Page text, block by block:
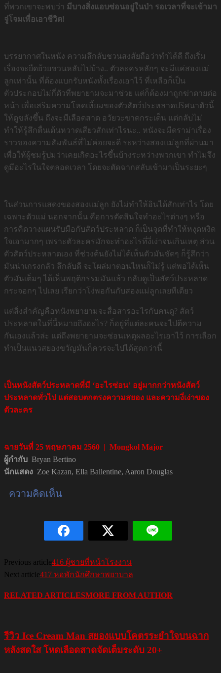
ที่พวกเขาจะพบว่า มีบางสิ่งแอบซ่อนอยู่ในป่า รอเวลาที่จะเข้ามา
จู่โจมเพื่อเอาชีวิต!
บรรยากาศในหนัง ความลึกลับชวนสงสัยถือว่าทำได้ดี ถึงเริ่ม
เรื่องจะยืดย้วยชวนหลับไปบ้าง.. ตัวละครหลักๆ จะมีแค่สองแม่
ลูกเท่านั้น ที่ต้องแบกรับหนังทั้งเรื่องเอาไว้ ที่เหลือก็เป็น
ตัวประกอบไม่กี่ตัวที่พยายามจะมาช่วย แต่ก็ต้องมาถูกฆ่าตายต่อ
หน้า เพื่อเสริมความโหดเหี้ยมของตัวสัตว์ประหลาดปริศนาตัวนี้
ให้ดูขลังขึ้น ถึงจะมีเลือดสาด อวัยวะขาดกระเด็น แต่กลับไม่
ทำให้รู้สึกตื่นเต้นหวาดเสียวสักเท่าไรนะ.. หนังจะมีดราม่าเรื่อง
ราวของความสัมพันธ์ที่ไม่ค่อยจะดี ระหว่างสองแม่ลูกที่ผ่านมา
เพื่อให้ผู้ชมรู้ปมว่าเคยเกิดอะไรขึ้นบ้างระหว่างพวกเขา ทำไมจึง
ดูมีอะไรในใจตลอดเวลา โดยจะตัดฉากสลับเข้ามาเป็นระยะๆ
ในส่วนการแสดงของสองแม่ลูก ยังไม่ทำให้อินได้สักเท่าไร โดย
เฉพาะตัวแม่ นอกจากนั้น คือการตัดสินใจทำอะไรต่างๆ หรือ
การคิดวางแผนรับมือกับสัตว์ประหลาด ก็เป็นจุดที่ทำให้หงุดหงิด
ใจเอามากๆ เพราะตัวละครมักจะทำอะไรที่งี่เง่าจนเกินเหตุ ส่วน
ตัวสัตว์ประหลาดเอง ที่ช่วงต้นยังไม่ได้เห็นตัวมันชัดๆ ก็รู้สึกว่า
มันน่าเกรงกลัว ลึกลับดี จะโผล่มาตอนไหนก็ไม่รู้ แต่พอได้เห็น
ตัวมันเต็มๆ ได้เห็นพฤติกรรมมันแล้ว กลับดูเป็นสัตว์ประหลาด
กระจอกๆ ไปเลย เรียกว่าโง่พอกันกับสองแม่ลูกเลยทีเดียว
แต่สิ่งสำคัญคือหนังพยายามจะสื่อสารอะไรกับคนดู? สัตว์
ประหลาดในที่นี้หมายถึงอะไร? ก็อยู่ที่แต่ละคนจะไปตีความ
กันเองแล้วล่ะ แต่ถึงพยายามจะซ่อนเหตุผลอะไรเอาไว้ การเลือก
ทำเป็นแนวสยองขวัญมันก็ควรจะไปได้สุดกว่านี้
เป็นหนังสัตว์ประหลาดที่มี ‘อะไรซ่อน’ อยู่มากกว่าหนังสัตว์
ประหลาดทั่วไป แต่สอบตกตรงความสยอง และความงี่เง่าของ
ตัวละคร
ฉายวันที่ 25 พฤษภาคม 2560 | Mongkol Major
ผู้กำกับ Bryan Bertino
นักแสดง Zoe Kazan, Ella Ballentine, Aaron Douglas
ความคิดเห็น
Previous article416 ผู้ชายที่หน้าโรงงาน
Next article417 หอพักนักศึกษาพยาบาล
RELATED ARTICLESMORE FROM AUTHOR
รีวิว Ice Cream Man สยองแบบโคตรระยำใจบนฉาก
หลังสดใส โหดเลือดสาดจัดเต็มระดับ 20+